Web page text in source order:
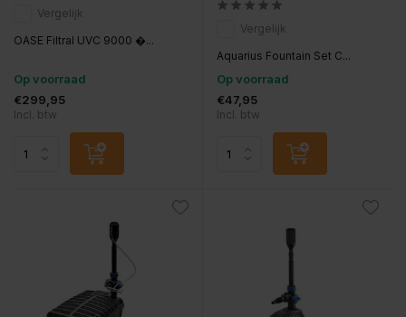
Vergelijk
OASE Filtral UVC 9000 �...
Op voorraad
€299,95
Incl. btw
Vergelijk
Aquarius Fountain Set C...
Op voorraad
€47,95
Incl. btw